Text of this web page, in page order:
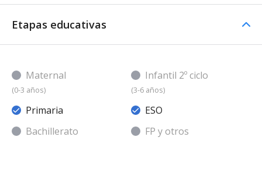
Etapas educativas
Maternal
(0-3 años)
Infantil 2º ciclo
(3-6 años)
Primaria
ESO
Bachillerato
FP y otros